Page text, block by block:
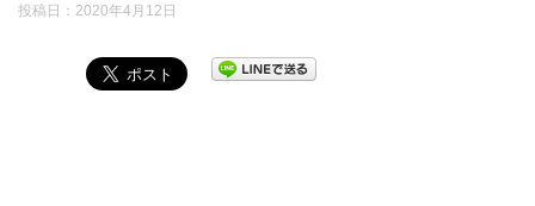
投稿日： 2020年4月12日